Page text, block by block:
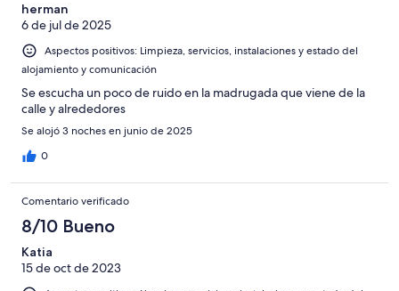
herman
6 de jul de 2025
Aspectos positivos: Limpieza, servicios, instalaciones y estado del
alojamiento y comunicación
Se escucha un poco de ruido en la madrugada que viene de la
calle y alrededores
Se alojó 3 noches en junio de 2025
0
Comentario verificado
8/10 Bueno
Katia
15 de oct de 2023